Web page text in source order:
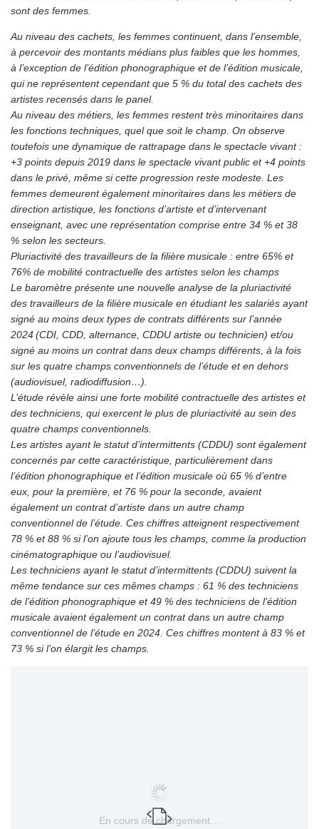
sont des femmes.
Au niveau des cachets, les femmes continuent, dans l’ensemble,
à percevoir des montants médians plus faibles que les hommes,
à l’exception de l’édition phonographique et de l’édition musicale,
qui ne représentent cependant que 5 % du total des cachets des
artistes recensés dans le panel.
Au niveau des métiers, les femmes restent très minoritaires dans
les fonctions techniques, quel que soit le champ. On observe
toutefois une dynamique de rattrapage dans le spectacle vivant :
+3 points depuis 2019 dans le spectacle vivant public et +4 points
dans le privé, même si cette progression reste modeste. Les
femmes demeurent également minoritaires dans les métiers de
direction artistique, les fonctions d’artiste et d’intervenant
enseignant, avec une représentation comprise entre 34 % et 38
% selon les secteurs.
Pluriactivité des travailleurs de la filière musicale : entre 65% et
76% de mobilité contractuelle des artistes selon les champs
Le baromètre présente une nouvelle analyse de la pluriactivité
des travailleurs de la filière musicale en étudiant les salariés ayant
signé au moins deux types de contrats différents sur l’année
2024 (CDI, CDD, alternance, CDDU artiste ou technicien) et/ou
signé au moins un contrat dans deux champs différents, à la fois
sur les quatre champs conventionnels de l’étude et en dehors
(audiovisuel, radiodiffusion…).
L’étude révèle ainsi une forte mobilité contractuelle des artistes et
des techniciens, qui exercent le plus de pluriactivité au sein des
quatre champs conventionnels.
Les artistes ayant le statut d’intermittents (CDDU) sont également
concernés par cette caractéristique, particulièrement dans
l’édition phonographique et l’édition musicale où 65 % d’entre
eux, pour la première, et 76 % pour la seconde, avaient
également un contrat d’artiste dans un autre champ
conventionnel de l’étude. Ces chiffres atteignent respectivement
78 % et 88 % si l’on ajoute tous les champs, comme la production
cinématographique ou l’audiovisuel.
Les techniciens ayant le statut d’intermittents (CDDU) suivent la
même tendance sur ces mêmes champs : 61 % des techniciens
de l’édition phonographique et 49 % des techniciens de l’édition
musicale avaient également un contrat dans un autre champ
conventionnel de l’étude en 2024. Ces chiffres montent à 83 % et
73 % si l’on élargit les champs.
En cours de chargement…